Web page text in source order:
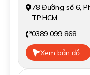
78 Đường số 6,
TP.HCM.
0389 099 868
Xem bản đồ